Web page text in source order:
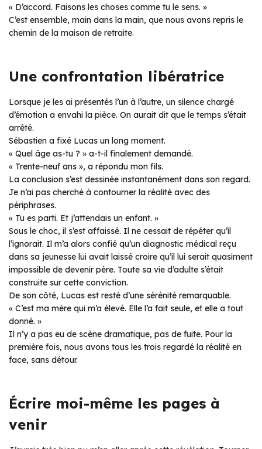
« D’accord. Faisons les choses comme tu le sens. »
C’est ensemble, main dans la main, que nous avons repris le
chemin de la maison de retraite.
Une confrontation libératrice
Lorsque je les ai présentés l’un à l’autre, un silence chargé
d’émotion a envahi la pièce. On aurait dit que le temps s’était
arrêté.
Sébastien a fixé Lucas un long moment.
« Quel âge as-tu ? » a-t-il finalement demandé.
« Trente-neuf ans », a répondu mon fils.
La conclusion s’est dessinée instantanément dans son regard.
Je n’ai pas cherché à contourner la réalité avec des
périphrases.
« Tu es parti. Et j’attendais un enfant. »
Sous le choc, il s’est affaissé. Il ne cessait de répéter qu’il
l’ignorait. Il m’a alors confié qu’un diagnostic médical reçu
dans sa jeunesse lui avait laissé croire qu’il lui serait quasiment
impossible de devenir père. Toute sa vie d’adulte s’était
construite sur cette conviction.
De son côté, Lucas est resté d’une sérénité remarquable.
« C’est ma mère qui m’a élevé. Elle l’a fait seule, et elle a tout
donné. »
Il n’y a pas eu de scène dramatique, pas de fuite. Pour la
première fois, nous avons tous les trois regardé la réalité en
face, sans détour.
Écrire moi-même les pages à
venir